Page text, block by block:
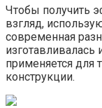
Чтобы получить
взгляд,
современная
изготавливалась
применяется для
конструкции.